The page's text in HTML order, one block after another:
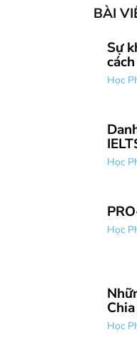
BÀI
Sự
Học
Học
Học
Học